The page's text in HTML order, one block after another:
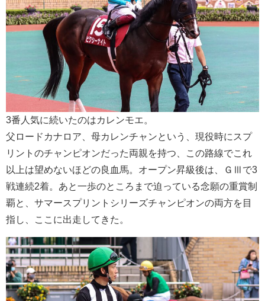
3番人気に続いたのはカレンモエ。
父ロードカナロア、母カレンチャンという、現役時にスプ
リントのチャンピオンだった両親を持つ、この路線でこれ
以上は望めないほどの良血馬。オープン昇級後は、ＧⅢで3
戦連続2着。あと一歩のところまで迫っている念願の重賞制
覇と、サマースプリントシリーズチャンピオンの両方を目
指し、ここに出走してきた。